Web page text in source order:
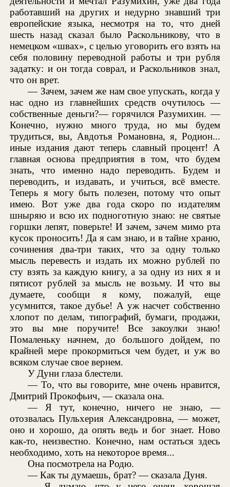
работавший на других и недурно знавший три
европейские языка, несмотря на то, что дней
шесть назад сказал было Раскольникову, что в
немецком «швах», с целью уговорить его взять на
себя половину переводной работы и три рубля
задатку: и он тогда соврал, и Раскольников знал,
что он врет.
— Зачем, зачем же нам свое упускать, когда у
нас одно из главнейших средств очутилось —
собственные деньги?— горячился Разумихин. —
Конечно, нужно много труда, но мы будем
трудиться, вы, Авдотья Романовна, я, Родион...
иные издания дают теперь славный процент! А
главная основа предприятия в том, что будем
знать, что именно надо переводить. Будем и
переводить, и издавать, и учиться, всё вместе.
Теперь я могу быть полезен, потому что опыт
имею. Вот уже два года скоро по издателям
шныряю и всю их подноготную знаю: не святые
горшки лепят, поверьте! И зачем, зачем мимо рта
кусок проносить! Да я сам знаю, и в тайне храню,
сочинения два-три таких, что за одну только
мысль перевесть и издать их можно рублей по
сту взять за каждую книгу, а за одну из них я и
пятисот рублей за мысль не возьму. И что вы
думаете, сообщи я кому, пожалуй, еще
усумнится, такое дубье! А уж насчет собственно
хлопот по делам, типографий, бумаги, продажи,
это вы мне поручите! Все закоулки знаю!
Помаленьку начнем, до большого дойдем, по
крайней мере прокормиться чем будет, и уж во
всяком случае свое вернем.
У Дуни глаза блестели.
— То, что вы говорите, мне очень нравится,
Дмитрий Прокофьич, — сказала она.
— Я тут, конечно, ничего не знаю, —
отозвалась Пульхерия Александровна, — может,
оно и хорошо, да опять ведь и бог знает. Ново
как-то, неизвестно. Конечно, нам остаться здесь
необходимо, хоть на некоторое время...
Она посмотрела на Родю.
— Как ты думаешь, брат? — сказала Дуня.